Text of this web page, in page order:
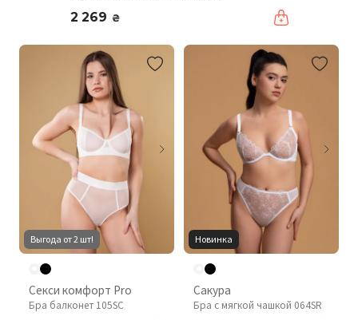
2 269 ₴
Выгода от 2 шт!
Секси комфорт Pro
Бра балконет 105SC
Новинка
Сакура
Бра с мягкой чашкой 064SR